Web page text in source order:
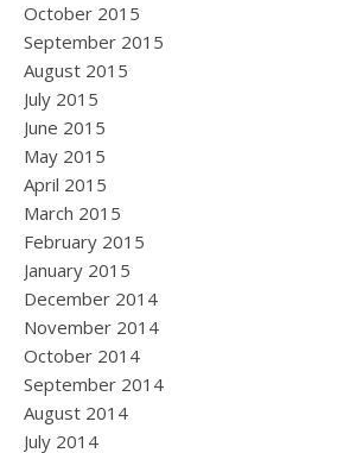
October 2015
September 2015
August 2015
July 2015
June 2015
May 2015
April 2015
March 2015
February 2015
January 2015
December 2014
November 2014
October 2014
September 2014
August 2014
July 2014